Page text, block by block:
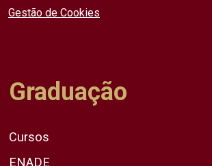
Gestão de Cookies
Graduação
Cursos
ENADE